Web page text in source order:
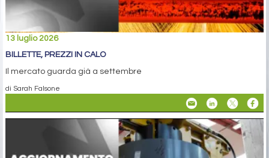
13 luglio 2026
BILLETTE, PREZZI IN CALO
Il mercato guarda già a settembre
di Sarah Falsone